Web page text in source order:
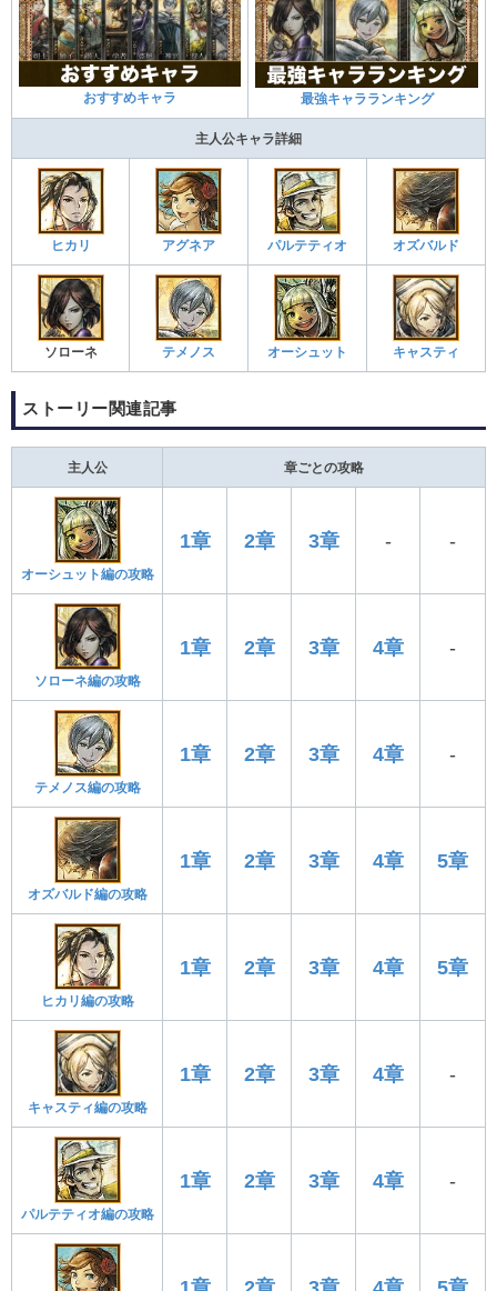
おすすめキャラ 最強キャラランキング
主人公キャラ詳細
ヒカリ アグネア パルテティオ オズバルド
ソローネ テメノス オーシュット キャスティ
ストーリー関連記事
主人公 章ごとの攻略
オーシュット編の攻略
1章 2章 3章 - -
ソローネ編の攻略
1章 2章 3章 4章 -
テメノス編の攻略
1章 2章 3章 4章 -
オズバルド編の攻略
1章 2章 3章 4章 5章
ヒカリ編の攻略
1章 2章 3章 4章 5章
キャスティ編の攻略
1章 2章 3章 4章 -
パルテティオ編の攻略
1章 2章 3章 4章 -